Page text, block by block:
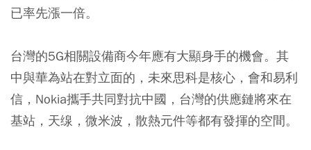
已率先漲一倍。
台灣的5G相關設備商今年應有大顯身手的機會。其
中與華為站在對立面的，未來思科是核心，會和易利
信，Nokia攜手共同對抗中國，台灣的供應鏈將來在
基站，天缐，微米波，散熱元件等都有發揮的空間。